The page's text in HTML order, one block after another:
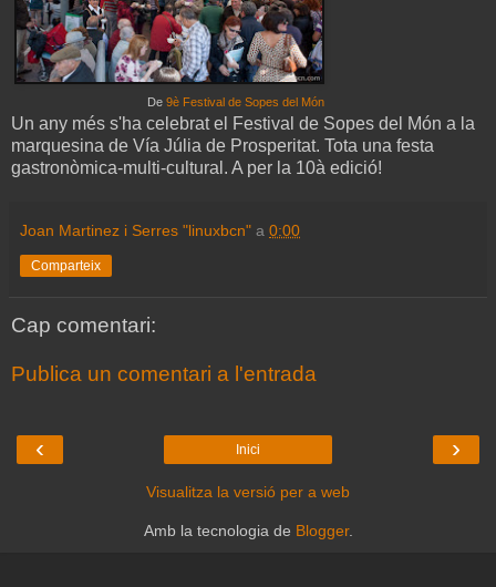
De 9è Festival de Sopes del Món
Un any més s'ha celebrat el Festival de Sopes del Món a la
marquesina de Vía Júlia de Prosperitat. Tota una festa
gastronòmica-multi-cultural. A per la 10à edició!
Joan Martinez i Serres "linuxbcn" a 0:00
Comparteix
Cap comentari:
Publica un comentari a l'entrada
‹ ›
Inici
Visualitza la versió per a web
Amb la tecnologia de Blogger.